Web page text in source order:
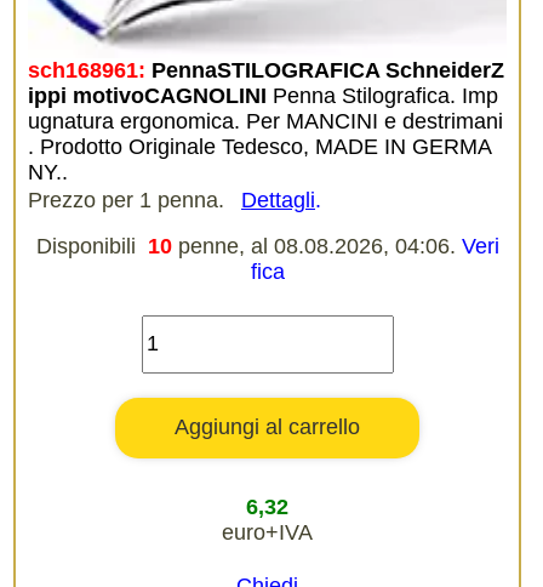
sch168961: PennaSTILOGRAFICA SchneiderZ
ippi motivoCAGNOLINI Penna Stilografica. Imp
ugnatura ergonomica. Per MANCINI e destrimani
. Prodotto Originale Tedesco, MADE IN GERMA
NY..
Prezzo per 1 penna.
Dettagli.
Disponibili 10 penne, al 08.08.2026, 04:06. Veri
fica
6,32
euro+IVA